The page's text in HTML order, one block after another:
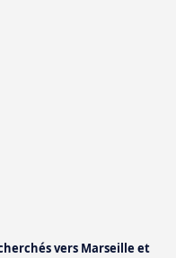
vers Marseille et